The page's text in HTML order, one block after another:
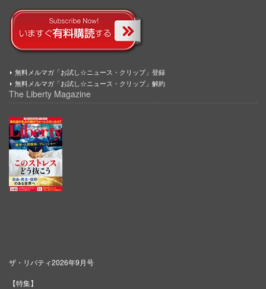
無料メルマガ「お試し☆ニュース・クリップ」登録
無料メルマガ「お試し☆ニュース・クリップ」解約
The Liberty Magazine
ザ・リバティ2026年9月号
【特集】